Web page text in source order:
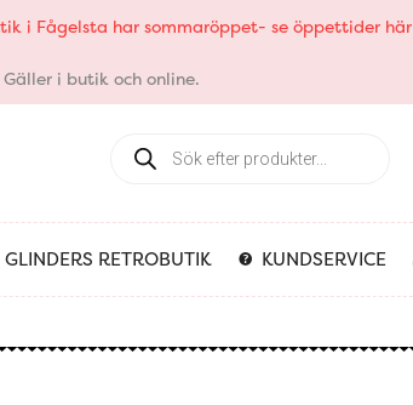
i Fågelsta har sommaröppet- se öppettider här
i butik och online.
search
GLINDERS RETROBUTIK KUNDSERVICE